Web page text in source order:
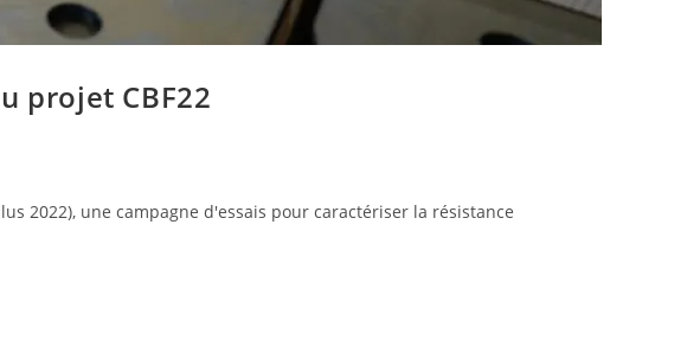
projet CBF22
2022), une campagne d'essais pour caractériser la résistance